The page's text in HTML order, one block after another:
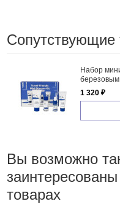
Сопутствующие
Набор
березовым
1 320 ₽
Вы возможно
товарах